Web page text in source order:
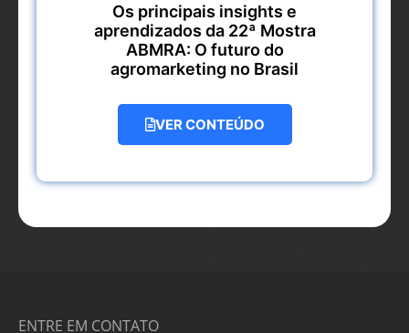
Os principais insights e
aprendizados da 22ª Mostra
ABMRA: O futuro do
agromarketing no Brasil
VER CONTEÚDO
ENTRE EM CONTATO